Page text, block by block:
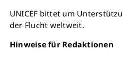
UNICEF bittet um
der Flucht weltweit.
Hinweise für Redaktionen